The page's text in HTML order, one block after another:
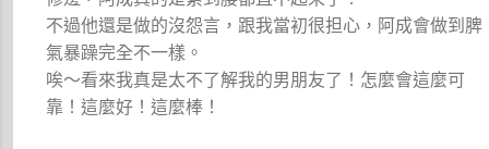
不過他還是做的沒怨言，跟我當初很担心，阿成會做到脾
氣暴躁完全不一樣。
唉～看來我真是太不了解我的男朋友了！怎麼會這麼可
靠！這麼好！這麼棒！